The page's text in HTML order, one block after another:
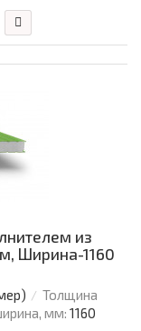
из
Ширина-1160
Толщина
мм: 1160